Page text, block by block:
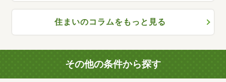
住まいのコラムをもっと見る
その他の条件から探す